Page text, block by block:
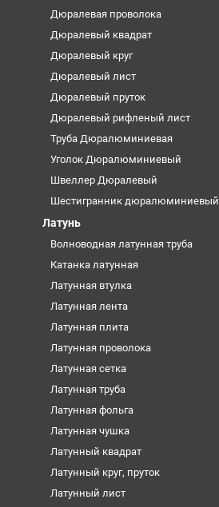
Дюралевая проволока
Дюралевый квадрат
Дюралевый круг
Дюралевый лист
Дюралевый пруток
Дюралевый рифленый лист
Труба Дюралюминиевая
Уголок Дюралюминиевый
Швеллер Дюралевый
Шестигранник дюралюминиевый
Латунь
Волноводная латунная труба
Катанка латунная
Латунная втулка
Латунная лента
Латунная плита
Латунная проволока
Латунная сетка
Латунная труба
Латунная фольга
Латунная чушка
Латунный квадрат
Латунный круг, пруток
Латунный лист